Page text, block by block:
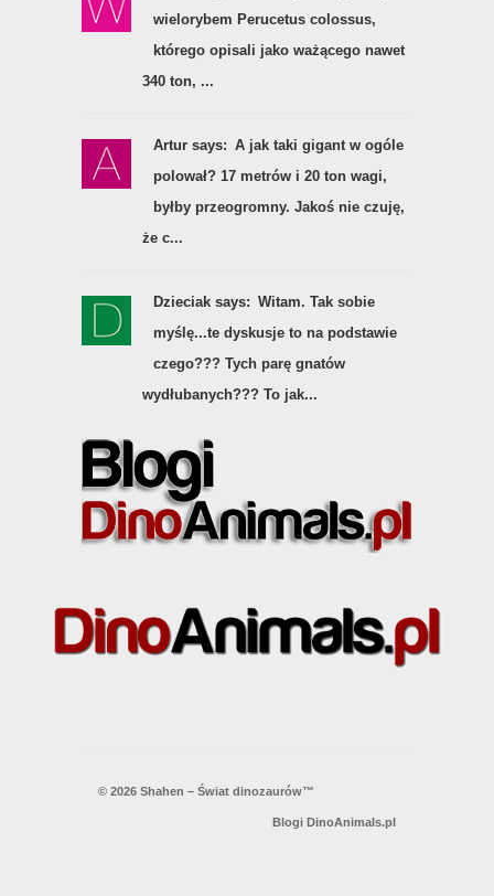
wielorybem Perucetus colossus,
którego opisali jako ważącego nawet
340 ton, ...
Artur says: A jak taki gigant w ogóle
polował? 17 metrów i 20 ton wagi,
byłby przeogromny. Jakoś nie czuję,
że c...
Dzieciak says: Witam. Tak sobie
myślę...te dyskusje to na podstawie
czego??? Tych parę gnatów
wydłubanych??? To jak...
© 2026 Shahen – Świat dinozaurów™
Blogi DinoAnimals.pl